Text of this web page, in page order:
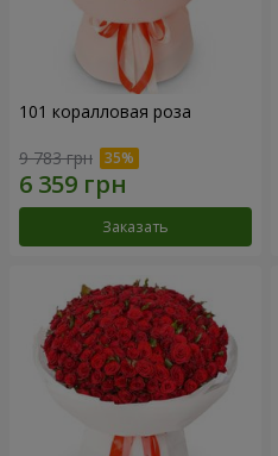
101 коралловая роза
9 783 грн
Заказать